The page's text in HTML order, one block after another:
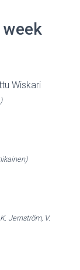
Wiskari
Jernström, V.